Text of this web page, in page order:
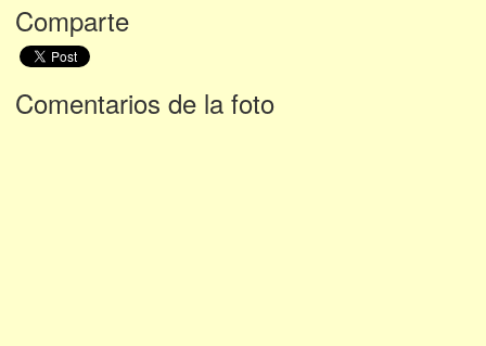
Comparte
Comentarios de la foto